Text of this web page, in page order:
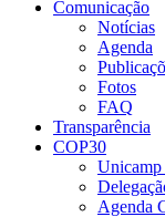
Comunicação
Notícias
Agenda
Fotos
FAQ
Transparência
COP30
Unicamp
Agenda